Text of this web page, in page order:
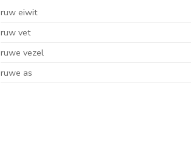
ruw eiwit
ruw vet
ruwe vezel
ruwe as